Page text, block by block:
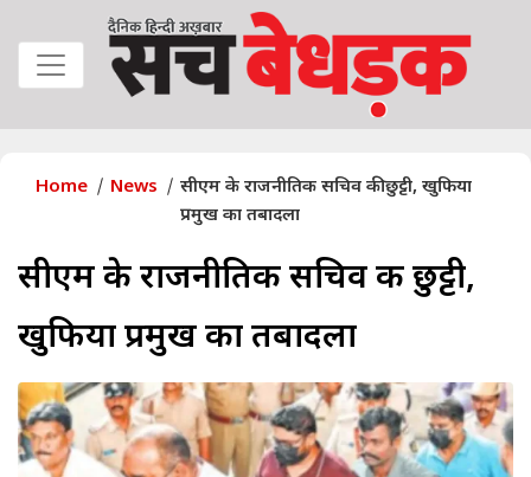
Home News
सीएम के राजनीतिक सचिव की छुट्टी, खुफिया
प्रमुख का तबादला
सीएम के राजनीतिक सचिव की छुट्टी,
खुफिया प्रमुख का तबादला